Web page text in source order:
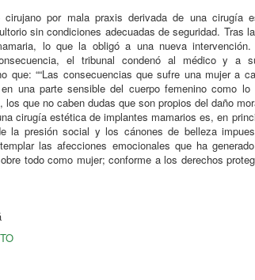
por mala praxis derivada de una cirugía
sin condiciones adecuadas de seguridad. Tras
lo que la obligó a una nueva
el tribunal condenó al médico y a
que: ““Las consecuencias que sufre una mujer a
una parte sensible del cuerpo femenino como
que no caben dudas que son propios del daño
cirugía estética de implantes mamarios es, en
la presión social y los cánones de belleza
las afecciones emocionales que ha
todo como mujer; conforme a los derechos